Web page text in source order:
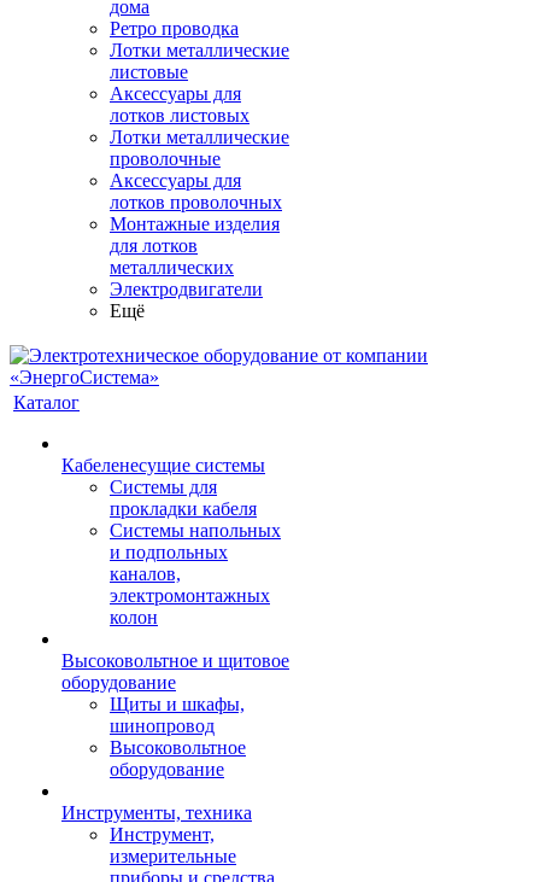
дома
Ретро проводка
Лотки металлические
листовые
Аксессуары для
лотков листовых
Лотки металлические
проволочные
Аксессуары для
лотков проволочных
Монтажные изделия
для лотков
металлических
Электродвигатели
Ещё
Каталог
Кабеленесущие системы
Системы для
прокладки кабеля
Системы напольных
и подпольных
каналов,
электромонтажных
колон
Высоковольтное и щитовое
оборудование
Щиты и шкафы,
шинопровод
Высоковольтное
оборудование
Инструменты, техника
Инструмент,
измерительные
приборы и средства